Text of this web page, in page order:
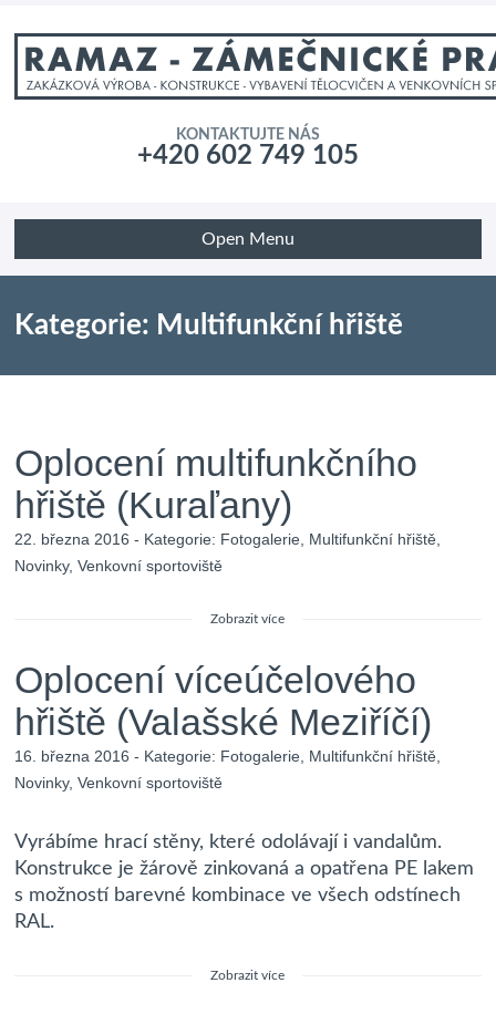
KONTAKTUJTE NÁS
+420 602 749 105
Open Menu
Kategorie: Multifunkční hřiště
Oplocení multifunkčního
hřiště (Kuraľany)
22. března 2016 - Kategorie: Fotogalerie Multifunkční hřiště
Novinky,Venkovní sportoviště
Zobrazit více
Oplocení víceúčelového
hřiště (Valašské Meziříčí)
16. března 2016 - Kategorie: Fotogalerie Multifunkční hřiště
Novinky,Venkovní sportoviště
Vyrábíme hrací stěny, které odolávají i vandalům.
Konstrukce je žárově zinkovaná a opatřena PE lakem
s možností barevné kombinace ve všech odstínech
RAL.
Zobrazit více